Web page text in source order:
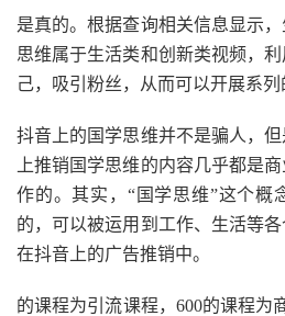
是真的。根据查询相关信息显示
思维属于生活类和创新类视频，
己，吸引粉丝，从而可以开展系列
抖音上的国学思维并不是骗人，
上推销国学思维的内容几乎都是
作的。其实，“国学思维”这个概
的，可以被运用到工作、生活等
在抖音上的广告推销中。
的课程为引流课程，600的课程为